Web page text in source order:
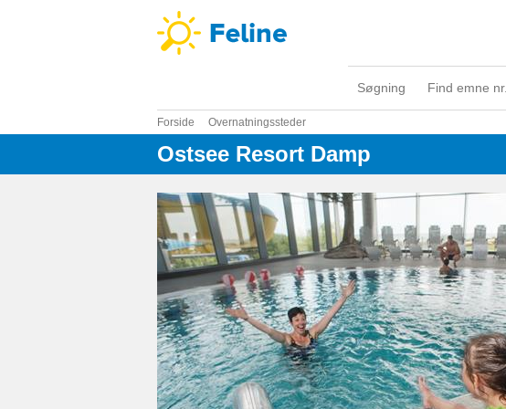
Søgning Find emne nr.
Forside Overnatningssteder
Ostsee Resort Damp